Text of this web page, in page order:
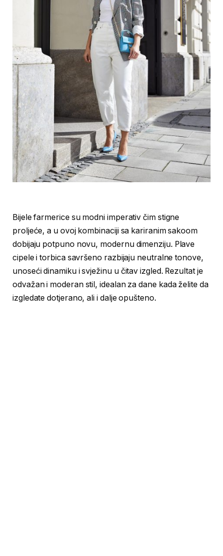
Bijele farmerice su modni imperativ čim stigne
proljeće, a u ovoj kombinaciji sa kariranim sakoom
dobijaju potpuno novu, modernu dimenziju. Plave
cipele i torbica savršeno razbijaju neutralne tonove,
unoseći dinamiku i svježinu u čitav izgled. Rezultat je
odvažan i moderan stil, idealan za dane kada želite da
izgledate dotjerano, ali i dalje opušteno.